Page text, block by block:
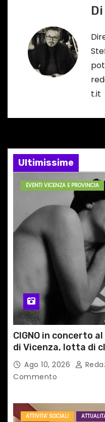
e
a
t
i
l
i
Di
t.it
Ultimissime
EVENTI VICENZA E PROVINCIA
CIGNO in concerto
di Vicenza, lotta di
sacro e profano
Ago 10, 2026
Commento
ATTIVITA' SOCIALI